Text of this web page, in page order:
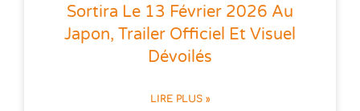
Sortira Le 13 Février 2026 Au
Japon, Trailer Officiel Et Visuel
Dévoilés
LIRE PLUS »